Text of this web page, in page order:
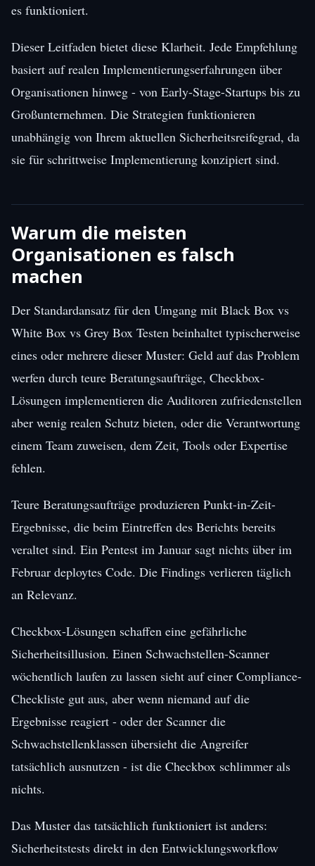
es funktioniert.
Dieser Leitfaden bietet diese Klarheit. Jede Empfehlung
basiert auf realen Implementierungserfahrungen über
Organisationen hinweg - von Early-Stage-Startups bis zu
Großunternehmen. Die Strategien funktionieren
unabhängig von Ihrem aktuellen Sicherheitsreifegrad, da
sie für schrittweise Implementierung konzipiert sind.
Warum die meisten
Organisationen es falsch
machen
Der Standardansatz für den Umgang mit Black Box vs
White Box vs Grey Box Testen beinhaltet typischerweise
eines oder mehrere dieser Muster: Geld auf das Problem
werfen durch teure Beratungsaufträge, Checkbox-
Lösungen implementieren die Auditoren zufriedenstellen
aber wenig realen Schutz bieten, oder die Verantwortung
einem Team zuweisen, dem Zeit, Tools oder Expertise
fehlen.
Teure Beratungsaufträge produzieren Punkt-in-Zeit-
Ergebnisse, die beim Eintreffen des Berichts bereits
veraltet sind. Ein Pentest im Januar sagt nichts über im
Februar deploytes Code. Die Findings verlieren täglich
an Relevanz.
Checkbox-Lösungen schaffen eine gefährliche
Sicherheitsillusion. Einen Schwachstellen-Scanner
wöchentlich laufen zu lassen sieht auf einer Compliance-
Checkliste gut aus, aber wenn niemand auf die
Ergebnisse reagiert - oder der Scanner die
Schwachstellenklassen übersieht die Angreifer
tatsächlich ausnutzen - ist die Checkbox schlimmer als
nichts.
Das Muster das tatsächlich funktioniert ist anders:
Sicherheitstests direkt in den Entwicklungsworkflow